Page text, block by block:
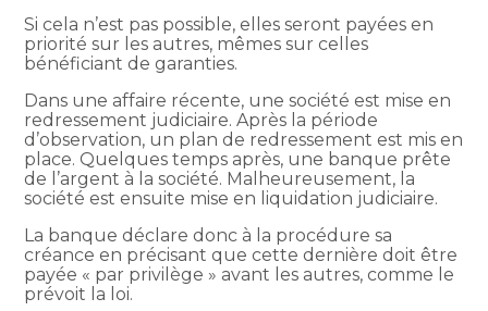
Si cela n’est pas possible, elles seront payées en
priorité sur les autres, mêmes sur celles
bénéficiant de garanties.
Dans une affaire récente, une société est mise en
redressement judiciaire. Après la période
d’observation, un plan de redressement est mis en
place. Quelques temps après, une banque prête
de l’argent à la société. Malheureusement, la
société est ensuite mise en liquidation judiciaire.
La banque déclare donc à la procédure sa
créance en précisant que cette dernière doit être
payée « par privilège » avant les autres, comme le
prévoit la loi.